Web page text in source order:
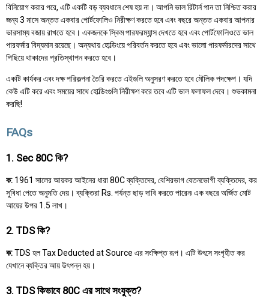
বিনিয়োগ করার পরে, এটি একটি বড় ব্যবধানে শেষ হয় না। আপনি ভাল রিটার্ন পান তা নিশ্চিত করার
জন্য 3 মাসে অন্তত একবার পোর্টফোলিও নিরীক্ষণ করতে হবে এবং বছরে অন্তত একবার আপনার
ভারসাম্য বজায় রাখতে হবে। একজনকে স্কিম পারফরম্যান্স দেখতে হবে এবং পোর্টফোলিওতে ভাল
পারফর্মার বিদ্যমান রয়েছে। অন্যথায় হোল্ডিংয়ে পরিবর্তন করতে হবে এবং ভালো পারফর্মারদের সাথে
পিছিয়ে থাকাদের প্রতিস্থাপন করতে হবে।
একটি কার্যকর এবং দক্ষ পরিকল্পনা তৈরি করতে এইগুলি অনুসরণ করতে হবে মৌলিক পদক্ষেপ। যদি
কেউ এটি করে এবং সময়ের সাথে হোল্ডিংগুলি নিরীক্ষণ করে তবে এটি ভাল ফলাফল দেবে। শুভকামনা
করছি!
FAQs
1. Sec 80C কি?
ক: 1961 সালের আয়কর আইনের ধারা 80C ব্যক্তিদের, বেশিরভাগ বেতনভোগী ব্যক্তিদের, কর
সুবিধা পেতে অনুমতি দেয়। ব্যক্তিরা Rs. পর্যন্ত ছাড় দাবি করতে পারেন৷ এক বছরে অর্জিত মোট
আয়ের উপর 1.5 লাখ।
2. TDS কি?
ক:TDS হল Tax Deducted at Source এর সংক্ষিপ্ত রূপ। এটি উৎসে সংগৃহীত কর
যেখানে ব্যক্তির আয় উৎপন্ন হয়।
3. TDS কিভাবে 80C এর সাথে সংযুক্ত?